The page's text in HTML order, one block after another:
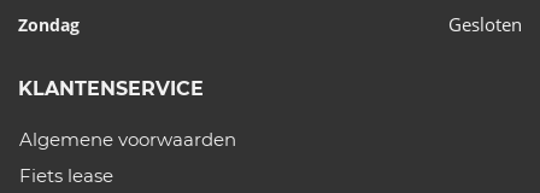
Zondag Gesloten
KLANTENSERVICE
Algemene voorwaarden
Fiets lease